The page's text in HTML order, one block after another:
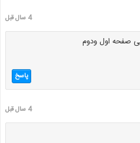
4 سال قبل
صفحه اول ودوم
پاسخ
4 سال قبل